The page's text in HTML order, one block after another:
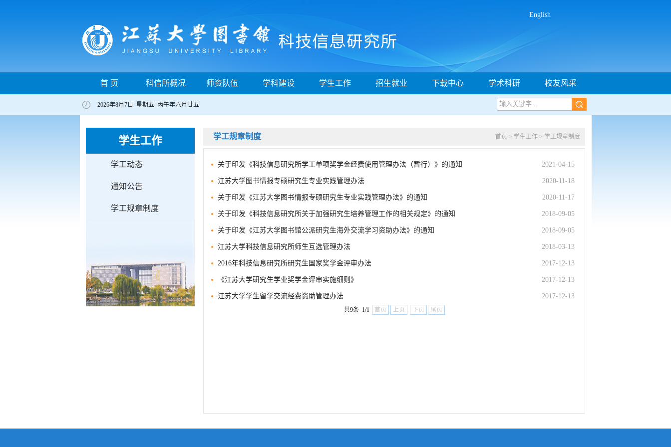
English
首 页 科信所概况 师资队伍 学科建设 学生工作 招生就业 下载中心 学术科研 校友风采
2026年8月7日 星期五 丙午年六月廿五
学生工作
学工动态
通知公告
学工规章制度
首页 > 学生工作 > 学工规章制度
学工规章制度
2021-04-15
关于印发《科技信息研究所学工单项奖学金经费使用管理办法（暂行）》的通知
2020-11-18
江苏大学图书情报专硕研究生专业实践管理办法
2020-11-17
关于印发《江苏大学图书情报专硕研究生专业实践管理办法》的通知
2018-09-05
关于印发《科技信息研究所关于加强研究生培养管理工作的相关规定》的通知
2018-09-05
关于印发《江苏大学图书馆公派研究生海外交流学习资助办法》的通知
2018-03-13
江苏大学科技信息研究所师生互选管理办法
2017-12-13
2016年科技信息研究所研究生国家奖学金评审办法
2017-12-13
《江苏大学研究生学业奖学金评审实施细则》
2017-12-13
江苏大学学生留学交流经费资助管理办法
共9条 1/1 首页 上页 下页 尾页